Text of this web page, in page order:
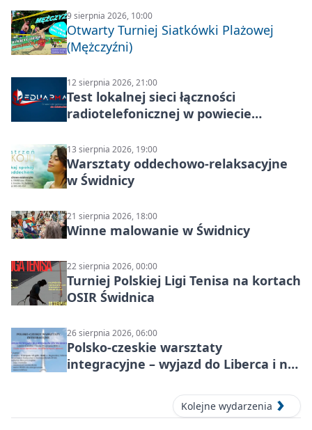
9 sierpnia 2026, 10:00
Otwarty Turniej Siatkówki Plażowej
(Mężczyźni)
12 sierpnia 2026, 21:00
Test lokalnej sieci łączności
radiotelefonicznej w powiecie
13 sierpnia 2026, 19:00
Warsztaty oddechowo-relaksacyjne
w Świdnicy
21 sierpnia 2026, 18:00
Winne malowanie w Świdnicy
22 sierpnia 2026, 00:00
Turniej Polskiej Ligi Tenisa na kortach
OSIR Świdnica
26 sierpnia 2026, 06:00
Polsko-czeskie warsztaty
integracyjne – wyjazd do Liberca i na
Kolejne wydarzenia